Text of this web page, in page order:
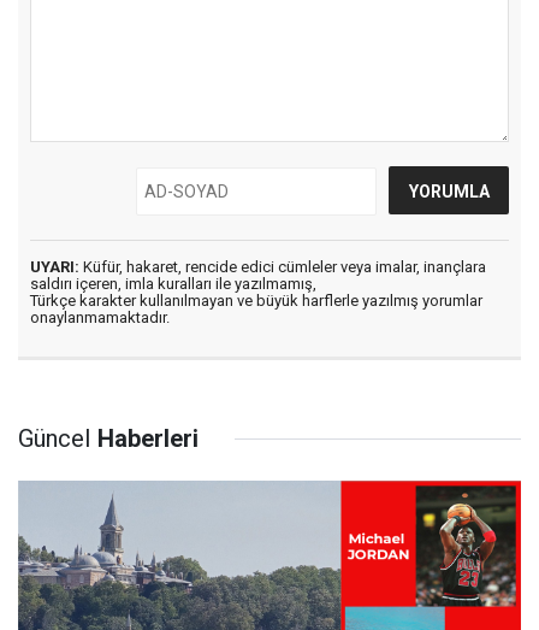
UYARI: Küfür, hakaret, rencide edici cümleler veya imalar, inançlara
saldırı içeren, imla kuralları ile yazılmamış,
Türkçe karakter kullanılmayan ve büyük harflerle yazılmış yorumlar
onaylanmamaktadır.
Güncel Haberleri